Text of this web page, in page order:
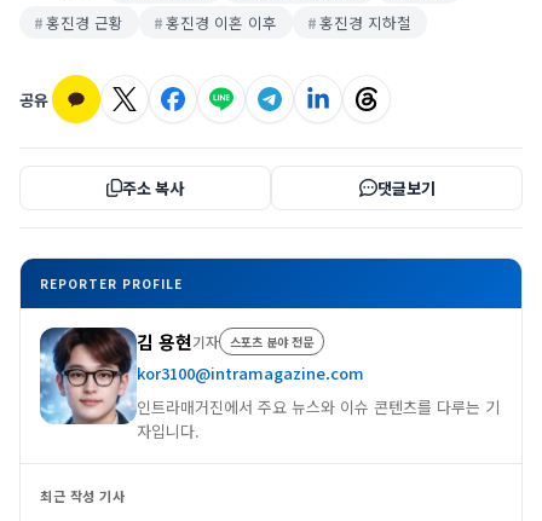
홍진경 근황
홍진경 이혼 이후 홍진경 지하철
공유
주소 복사 댓글보기
REPORTER PROFILE
김 용현기자 스포츠 분야 전문
kor3100@intramagazine.com
인트라매거진에서 주요 뉴스와 이슈 콘텐츠를 다루는 기
자입니다.
최근 작성 기사